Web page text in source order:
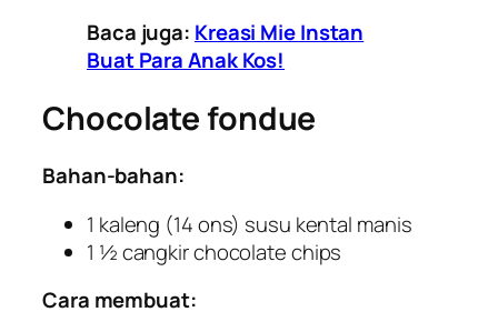
Baca juga: Kreasi Mie Instan
Buat Para Anak Kos!
Chocolate fondue
Bahan-bahan:
1 kaleng (14 ons) susu kental manis
1 ½ cangkirchocolate chips
Cara membuat: